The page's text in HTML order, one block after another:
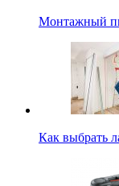
Монтажный
Как выбрать